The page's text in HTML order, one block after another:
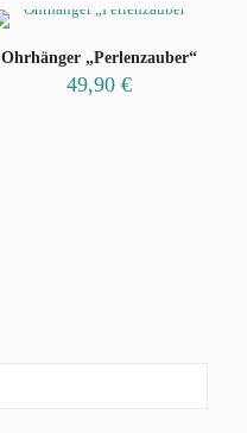
Ohrhänger „Perlenzauber“
49,90 €